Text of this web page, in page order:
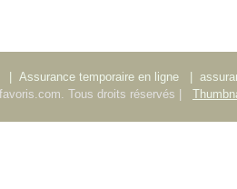
Assurance temporaire en ligne
Tous droits réservés |